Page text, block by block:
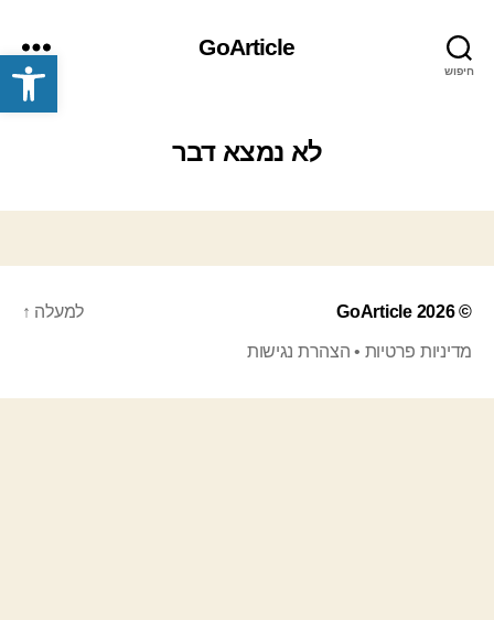
פתח סרגל נגישות חיפוש
GoArticle
תפריט
לא נמצא דבר
© 2026
GoArticle
מדיניות פרטיות • הצהרת נגישות
למעלה ↑